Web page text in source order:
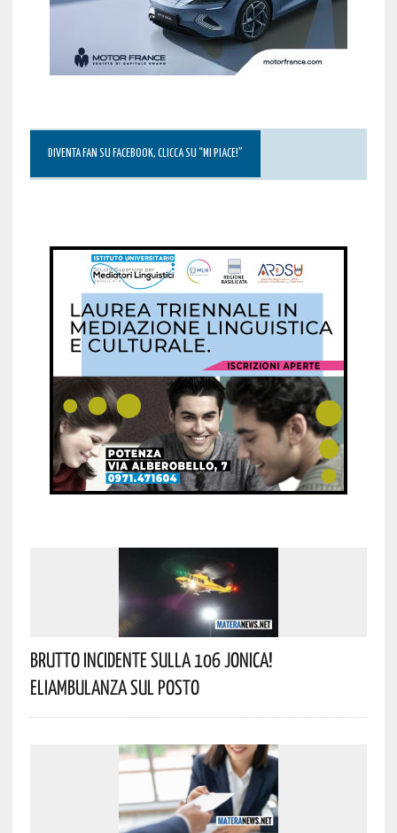
DIVENTA FAN SU FACEBOOK, CLICCA SU “MI PIACE!”
Brutto Incidente Sulla 106 Jonica!
Eliambulanza Sul Posto